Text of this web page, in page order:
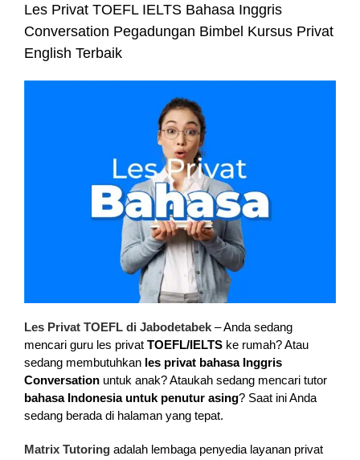
Les Privat TOEFL IELTS Bahasa Inggris
Conversation Pegadungan Bimbel Kursus Privat
English Terbaik
Les Privat TOEFL di Jabodetabek – Anda sedang
mencari guru les privat TOEFL/IELTS ke rumah? Atau
sedang membutuhkan les privat bahasa Inggris
Conversation untuk anak? Ataukah sedang mencari tutor
bahasa Indonesia untuk penutur asing? Saat ini Anda
sedang berada di halaman yang tepat.
Matrix Tutoring adalah lembaga penyedia layanan privat